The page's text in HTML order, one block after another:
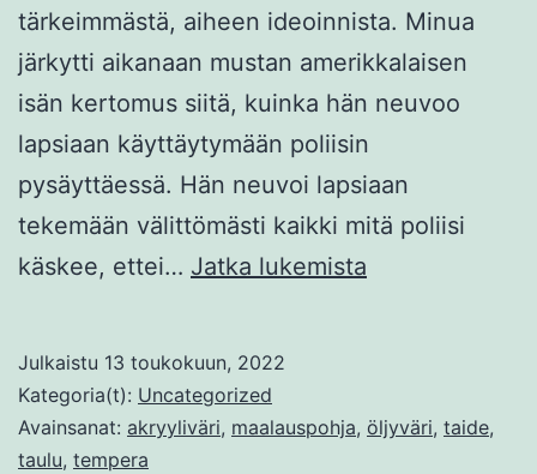
tärkeimmästä, aiheen ideoinnista. Minua
järkytti aikanaan mustan amerikkalaisen
isän kertomus siitä, kuinka hän neuvoo
lapsiaan käyttäytymään poliisin
pysäyttäessä. Hän neuvoi lapsiaan
tekemään välittömästi kaikki mitä poliisi
käskee, ettei… Jatka lukemista
Julkaistu 13 toukokuun, 2022
Kategoria(t): Uncategorized
Avainsanat: akryyliväri, maalauspohja, öljyväri, taide,
taulu, tempera